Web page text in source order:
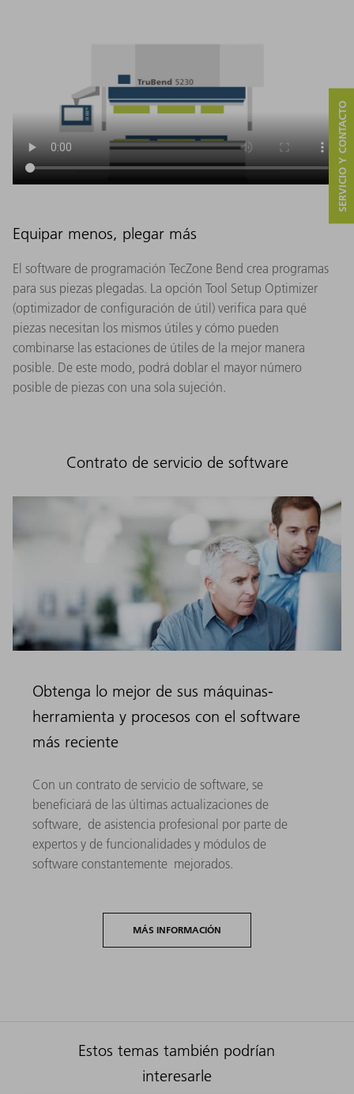
Equipar menos, plegar más
El software de programación TecZone Bend crea programas
para sus piezas plegadas. La opción Tool Setup Optimizer
(optimizador de configuración de útil) verifica para qué
piezas necesitan los mismos útiles y cómo pueden
combinarse las estaciones de útiles de la mejor manera
posible. De este modo, podrá doblar el mayor número
posible de piezas con una sola sujeción.
Contrato de servicio de software
Obtenga lo mejor de sus máquinas-
herramienta y procesos con el software
más reciente
Con un contrato de servicio de software, se
beneficiará de las últimas actualizaciones de
software, de asistencia profesional por parte de
expertos y de funcionalidades y módulos de
software constantemente mejorados.
MÁS INFORMACIÓN
Estos temas también podrían
interesarle
SERVICIO Y CONTACTO